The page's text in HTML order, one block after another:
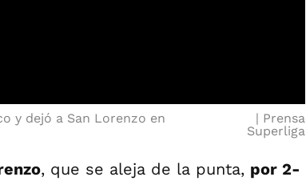
y dejó a San Lorenzo en
Prensa
Superliga
, que se aleja de la punta, por 2-